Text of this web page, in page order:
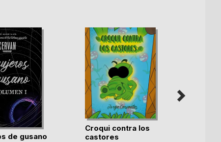
de gusano
Croqui contra los
castores